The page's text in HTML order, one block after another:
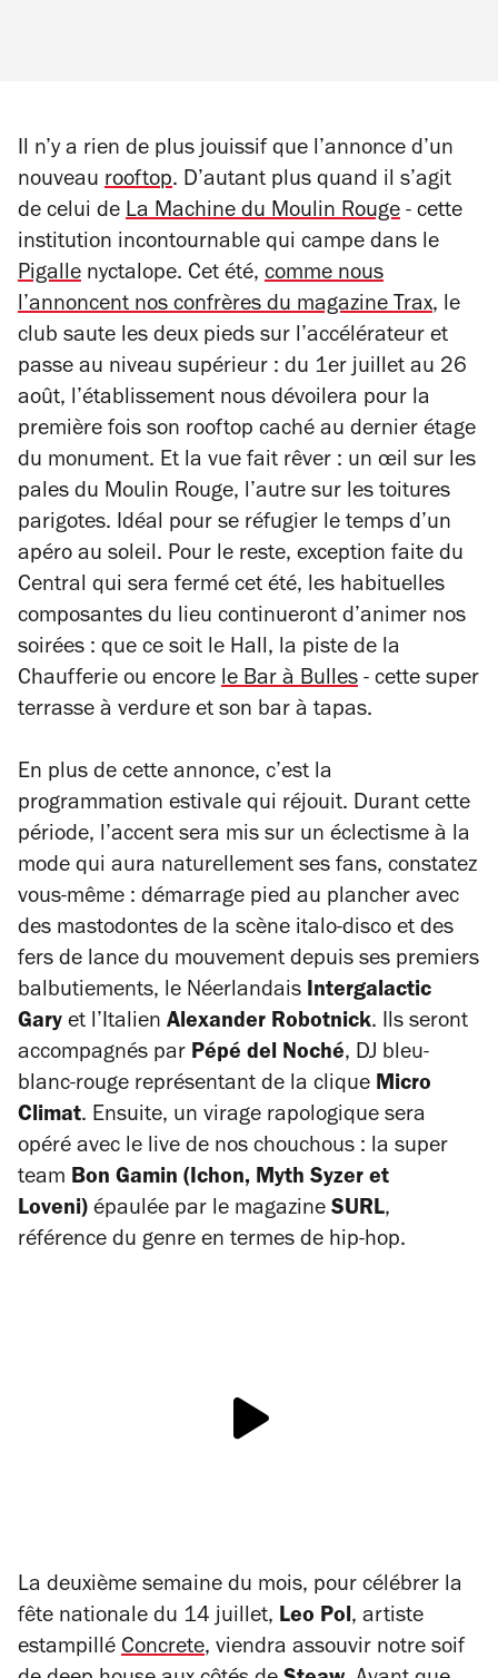
Il n’y a rien de plus jouissif que l’annonce d’un
nouveau rooftop. D’autant plus quand il s’agit
de celui de La Machine du Moulin Rouge - cette
institution incontournable qui campe dans le
Pigalle nyctalope. Cet été, comme nous
l’annoncent nos confrères du magazineTrax, le
club saute les deux pieds sur l’accélérateur et
passe au niveau supérieur : du 1er juillet au 26
août, l’établissement nous dévoilera pour la
première fois son rooftop caché au dernier étage
du monument. Et la vue fait rêver : un œil sur les
pales du Moulin Rouge, l’autre sur les toitures
parigotes. Idéal pour se réfugier le temps d’un
apéro au soleil. Pour le reste, exception faite du
Central qui sera fermé cet été, les habituelles
composantes du lieu continueront d’animer nos
soirées : que ce soit le Hall, la piste de la
Chaufferie ou encore le Bar à Bulles - cette super
terrasse à verdure et son bar à tapas.
En plus de cette annonce, c’est la
programmation estivale qui réjouit. Durant cette
période, l’accent sera mis sur un éclectisme à la
mode qui aura naturellement ses fans, constatez
vous-même : démarrage pied au plancher avec
des mastodontes de la scène italo-disco et des
fers de lance du mouvement depuis ses premiers
balbutiements, le Néerlandais Intergalactic
Gary et l’Italien Alexander Robotnick. Ils seront
accompagnés par Pépé del Noché, DJ bleu-
blanc-rouge représentant de la clique Micro
Climat. Ensuite, un virage rapologique sera
opéré avec le live de nos chouchous : la super
team Bon Gamin (Ichon, Myth Syzer et
Loveni) épaulée par le magazine SURL,
référence du genre en termes de hip-hop.
La deuxième semaine du mois, pour célébrer la
fête nationale du 14 juillet, Leo Pol, artiste
estampillé Concrete, viendra assouvir notre soif